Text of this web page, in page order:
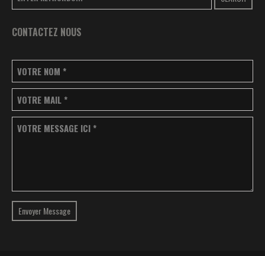
CONTACTEZ NOUS
VOTRE NOM *
VOTRE MAIL *
VOTRE MESSAGE ICI *
Envoyer Message